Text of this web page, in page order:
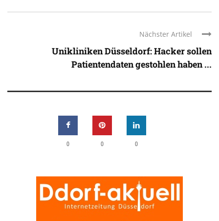
Nächster Artikel
Unikliniken Düsseldorf: Hacker sollen
Patientendaten gestohlen haben ...
0 0 0